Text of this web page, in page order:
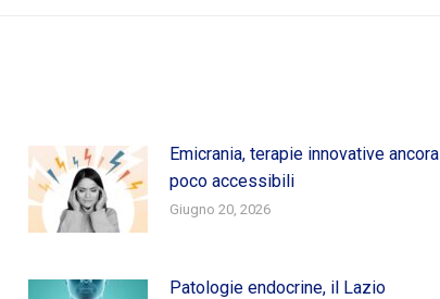
Emicrania, terapie innovative ancora
poco accessibili
Giugno 20, 2026
Patologie endocrine, il Lazio